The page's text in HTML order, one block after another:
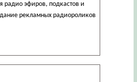
радио эфиров, подкастов и
рекламных радиороликов